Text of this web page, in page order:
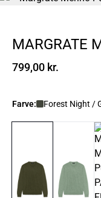
MARGRATE
799,00 kr.
Farve: Forest Night /